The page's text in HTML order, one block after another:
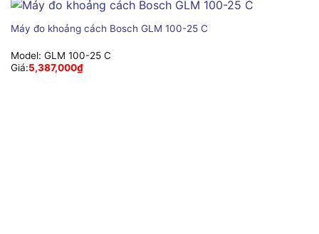
Máy đo khoảng cách Bosch GLM 100-25 C
Model: GLM 100-25 C
Giá:5,387,000₫